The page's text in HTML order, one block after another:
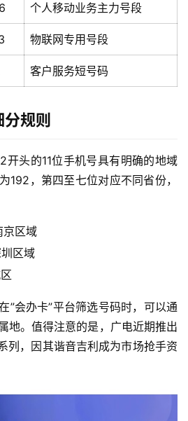
个人移动业务主力号段
物联网专用号段
客户服务短号码
规则
开头的11位手机号具有明确的地域
192，第四至七位对应不同省份，
京区域
区域
”会办卡”平台筛选号码时，可以通
地。值得注意的是，广电近期推出
列，因其谐音吉利成为市场抢手资